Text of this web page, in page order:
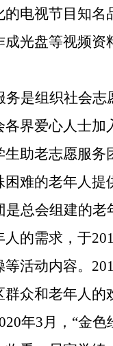
电视节目知
光盘等视频
务是组织社会志
界爱心人士
助老志愿服
难的老年人提
是总会组建的老
的需求，于
活动内容。
众和老年人
年3月，“金